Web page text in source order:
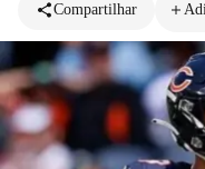
Compartilhar